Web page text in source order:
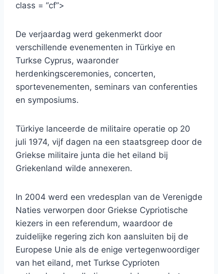
class = “cf”>
De verjaardag werd gekenmerkt door
verschillende evenementen in Türkiye en
Turkse Cyprus, waaronder
herdenkingsceremonies, concerten,
sportevenementen, seminars van conferenties
en symposiums.
Türkiye lanceerde de militaire operatie op 20
juli 1974, vijf dagen na een staatsgreep door de
Griekse militaire junta die het eiland bij
Griekenland wilde annexeren.
In 2004 werd een vredesplan van de Verenigde
Naties verworpen door Griekse Cypriotische
kiezers in een referendum, waardoor de
zuidelijke regering zich kon aansluiten bij de
Europese Unie als de enige vertegenwoordiger
van het eiland, met Turkse Cyprioten